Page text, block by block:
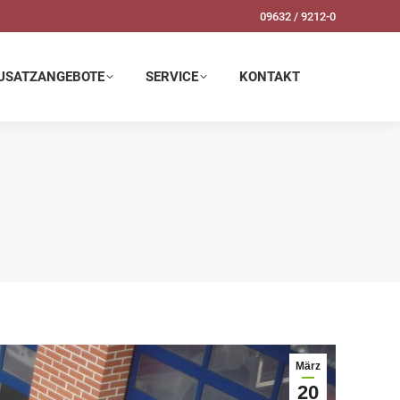
09632 / 9212-0
SERVICE KONTAKT
März
20